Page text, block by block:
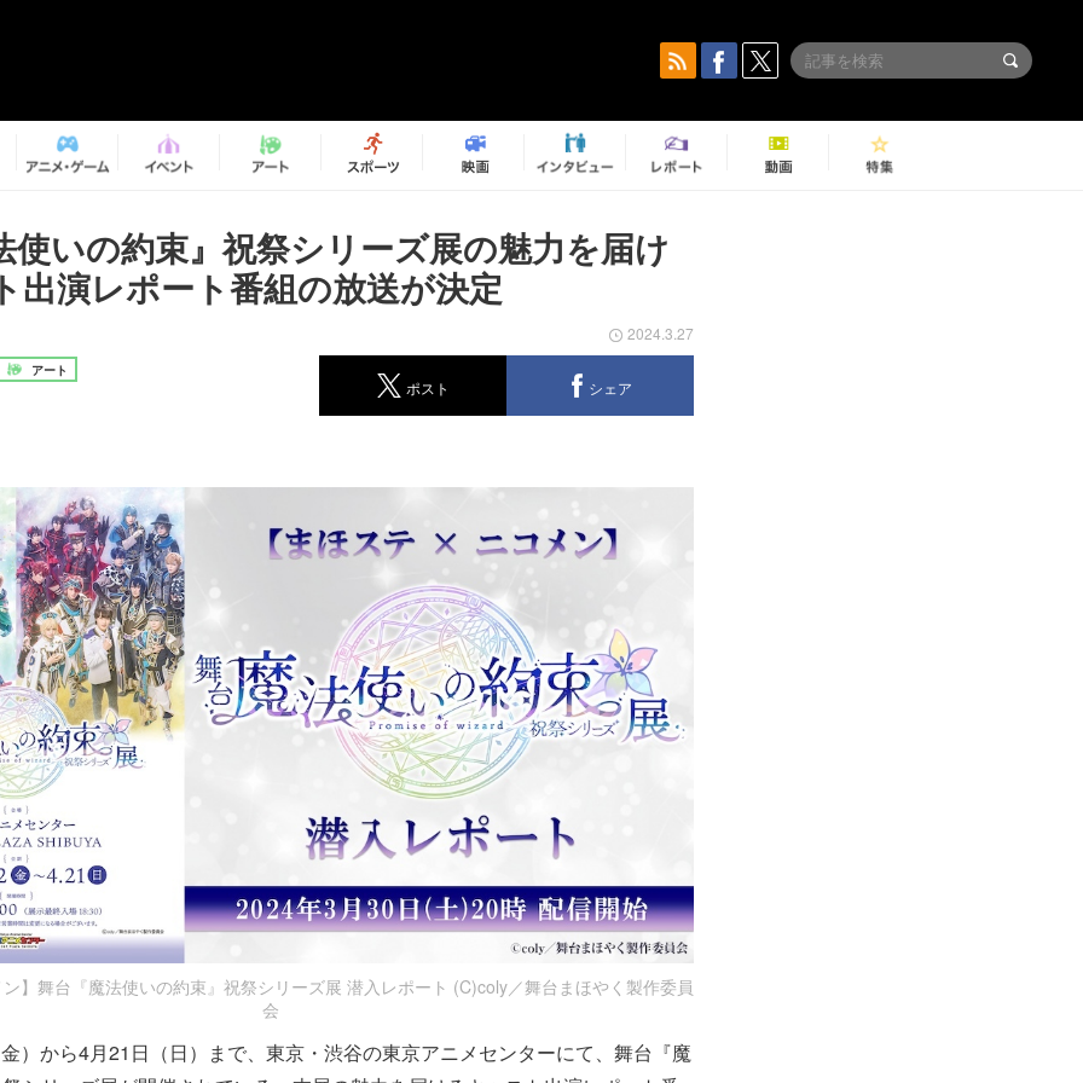
使いの約束』祝祭シリーズ展の魅力を届け
出演レポート番組の放送が決定
アート
2024.3.27
ポスト シェア
】舞台『魔法使いの約束』祝祭シリーズ展 潜入レポート (C)coly／舞台まほやく製作委員
会
）から4月21日（日）まで、東京・渋谷の東京アニメセンターにて、舞台『魔